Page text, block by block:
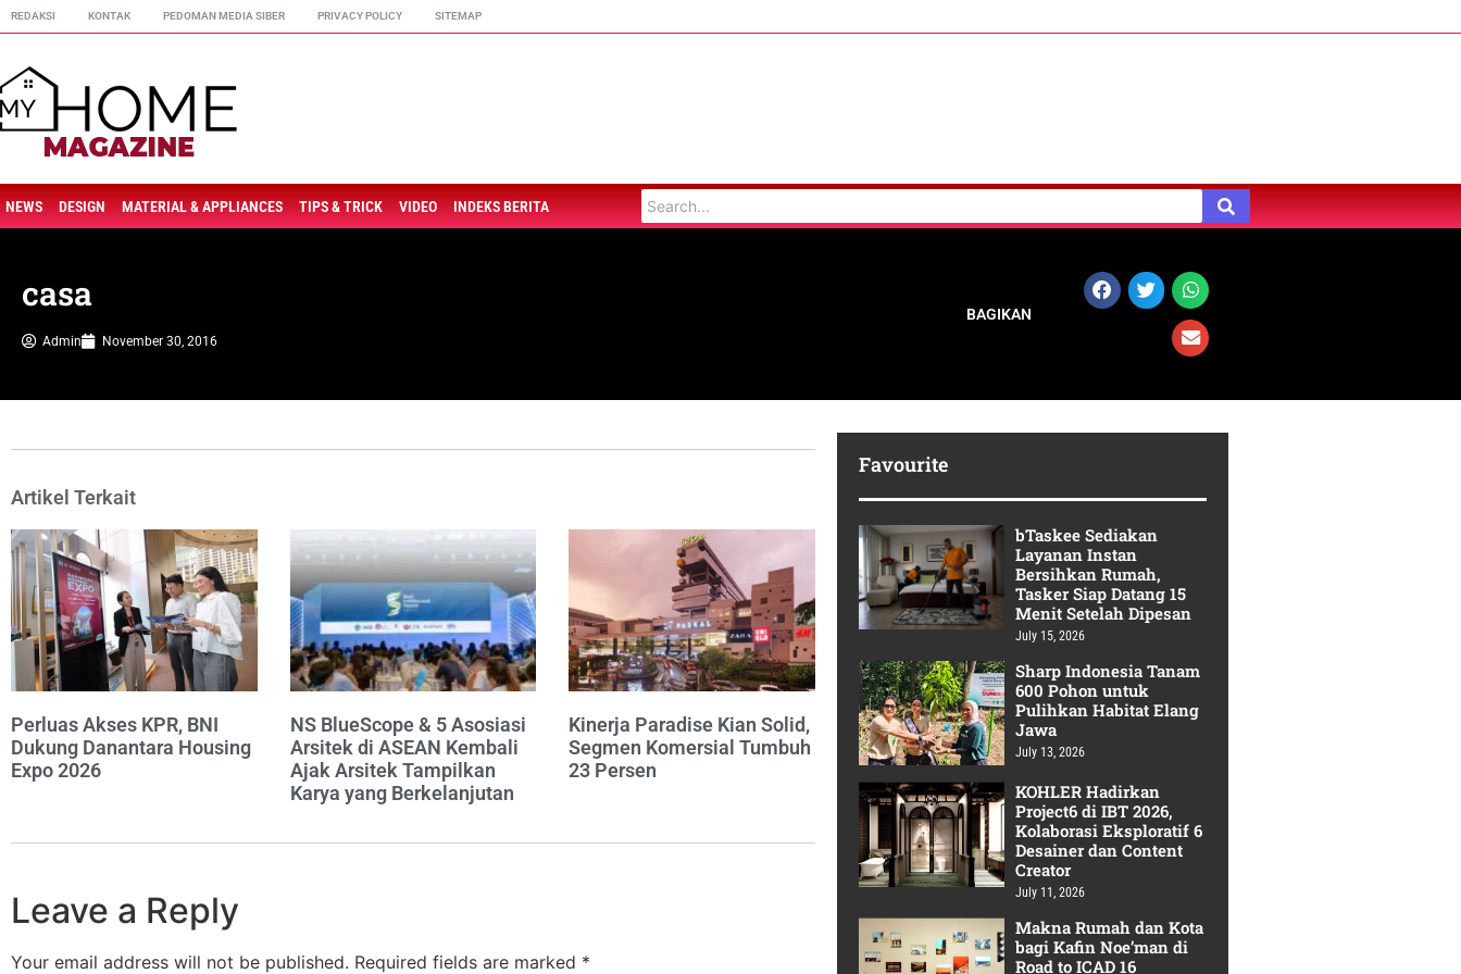
REDAKSI KONTAK PEDOMAN MEDIA SIBER PRIVACY POLICY SITEMAP
NEWS DESIGN MATERIAL & APPLIANCES TIPS & TRICK VIDEO INDEKS BERITA
casa
Admin November 30, 2016
BAGIKAN
Artikel Terkait
Perluas Akses KPR, BNI
Dukung Danantara Housing
Expo 2026
NS BlueScope & 5 Asosiasi
Arsitek di ASEAN Kembali
Ajak Arsitek Tampilkan
Karya yang Berkelanjutan
Kinerja Paradise Kian Solid,
Segmen Komersial Tumbuh
23 Persen
Leave a Reply
Your email address will not be published. Required fields are marked *
Favourite
bTaskee Sediakan
Layanan Instan
Bersihkan Rumah,
Tasker Siap Datang 15
Menit Setelah Dipesan
July 15, 2026
Sharp Indonesia Tanam
600 Pohon untuk
Pulihkan Habitat Elang
Jawa
July 13, 2026
KOHLER Hadirkan
Project6 di IBT 2026,
Kolaborasi Eksploratif 6
Desainer dan Content
Creator
July 11, 2026
Makna Rumah dan Kota
bagi Kafin Noe’man di
Road to ICAD 16